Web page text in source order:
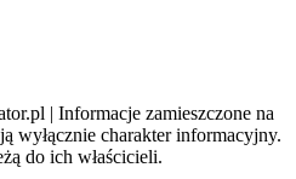
| Informacje zamieszczone na
wyłącznie charakter informacyjny.
do ich właścicieli.